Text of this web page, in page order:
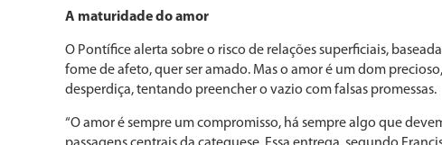
A maturidade do amor
O Pontífice alerta sobre o risco de relações superficiais,
fome de afeto, quer ser amado. Mas o amor é um dom
desperdiça, tentando preencher o vazio com falsas promessas.
“O amor é sempre um compromisso, há sempre algo que